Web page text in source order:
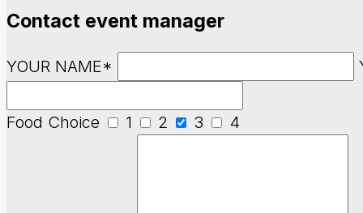
Contact event manager
YOUR NAME*
Food Choice 1 2 3 4